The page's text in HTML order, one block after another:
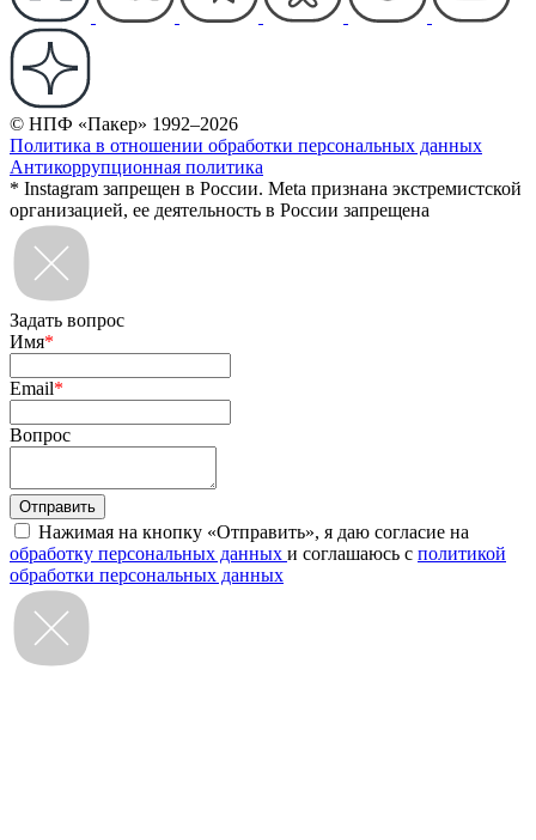
© НПФ «Пакер» 1992–2026
Политика в отношении обработки персональных данных
Антикоррупционная политика
* Instagram запрещен в России. Meta признана экстремистской
организацией, ее деятельность в России запрещена
Задать вопрос
Имя*
Email*
Вопрос
Нажимая на кнопку «Отправить», я даю согласие на
обработку персональных данных и соглашаюсь с политикой
обработки персональных данных